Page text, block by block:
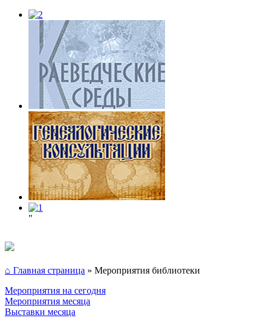
"
⌂ Главная страница » Мероприятия библиотеки
Мероприятия на сегодня
Мероприятия месяца
Выставки месяца